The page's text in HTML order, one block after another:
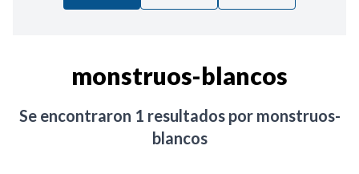
monstruos-blancos
Se encontraron 1 resultados por monstruos-
blancos